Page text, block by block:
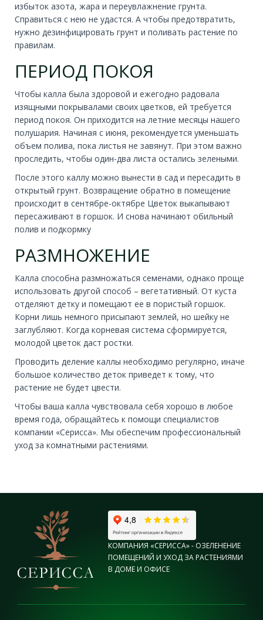
избыток азота, жара и переувлажнение грунта.
Справиться с нею не удастся. А чтобы предотвратить,
нужно дезинфицировать грунт и поливать растение по
правилам.
ПЕРИОД ПОКОЯ
Чтобы калла была здоровой и ежегодно радовала
изящными покрывалами своих цветков, ей требуется
период покоя. Он приходится на летние месяцы нашего
полушария. Начиная с июня, рекомендуется уменьшать
объем полива, пока листья не завянут. При этом важно
проследить, чтобы один-два листа остались зелеными.
После этого каллу можно вынести в сад и пересадить в
открытый грунт. Возвращение обратно в помещение
происходит в сентябре-октябре Цветок выкапывают
пересаживают в горшок. И снова начинают обильный
полив и подкормку
РАЗМНОЖЕНИЕ
Калла способна размножаться семенами, однако проще
использовать другой способ – вегетативный. От куста
отделяют детку и помещают ее в пористый горшок.
Корни лишь немного присыпают землей, но шейку не
заглубляют. Когда корневая система сформируется,
молодой цветок даст ростки.
Проводить деление каллы необходимо регулярно, иначе
большое количество деток приведет к тому, что
растение не будет цвести.
Чтобы ваша калла чувствовала себя хорошо в любое
время года, обращайтесь к помощи специалистов
компании «Серисса». Мы обеспечим профессиональный
уход за комнатными растениями.
КОМПАНИЯ «СЕРИССА» - ОЗЕЛЕНЕНИЕ
ПОМЕЩЕНИЙ И УХОД ЗА РАСТЕНИЯМИ
В ДОМЕ И ОФИСЕ